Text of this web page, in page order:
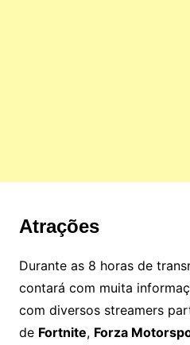
Atrações
Durante as 8 horas de
contará com muita
com diversos streamers
de Fortnite, Forza